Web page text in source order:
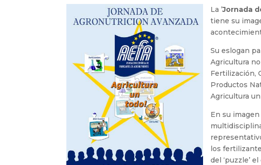
La ’Jornada
tiene su
Su eslogan
Agricultura
Fertilización,
Productos
Agricultura
En su
los
del ‘puzzle’